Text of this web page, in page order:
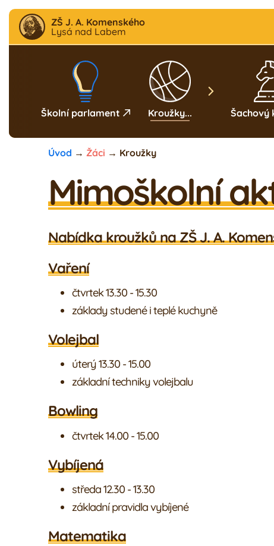
ZŠ J. A. Komenského
Lysá nad Labem
B Škola Družina Školní klub
Školní parlament Kroužky... Šachový
Úvod → Žáci → Kroužky
Mimoškolní
Nabídka kroužků na ZŠ J. A.
Vaření
čtvrtek 13.30 - 15.30
základy studené i teplé kuchyně
Volejbal
úterý 13.30 - 15.00
základní techniky volejbalu
Bowling
čtvrtek 14.00 - 15.00
Vybíjená
středa 12.30 - 13.30
základní pravidla vybíjené
Matematika